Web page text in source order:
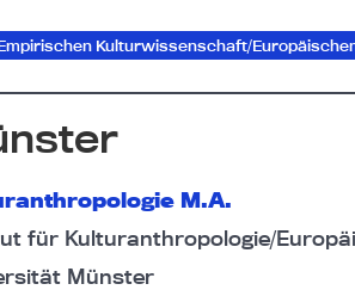
Kulturwissenschaft/
M.A.
für Kulturanthropologie/
Münster